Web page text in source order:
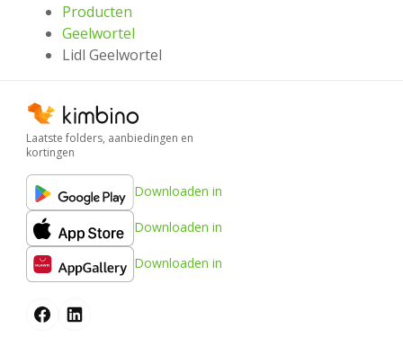
Producten
Geelwortel
Lidl Geelwortel
Laatste folders, aanbiedingen en
kortingen
Downloaden in
Downloaden in
Downloaden in